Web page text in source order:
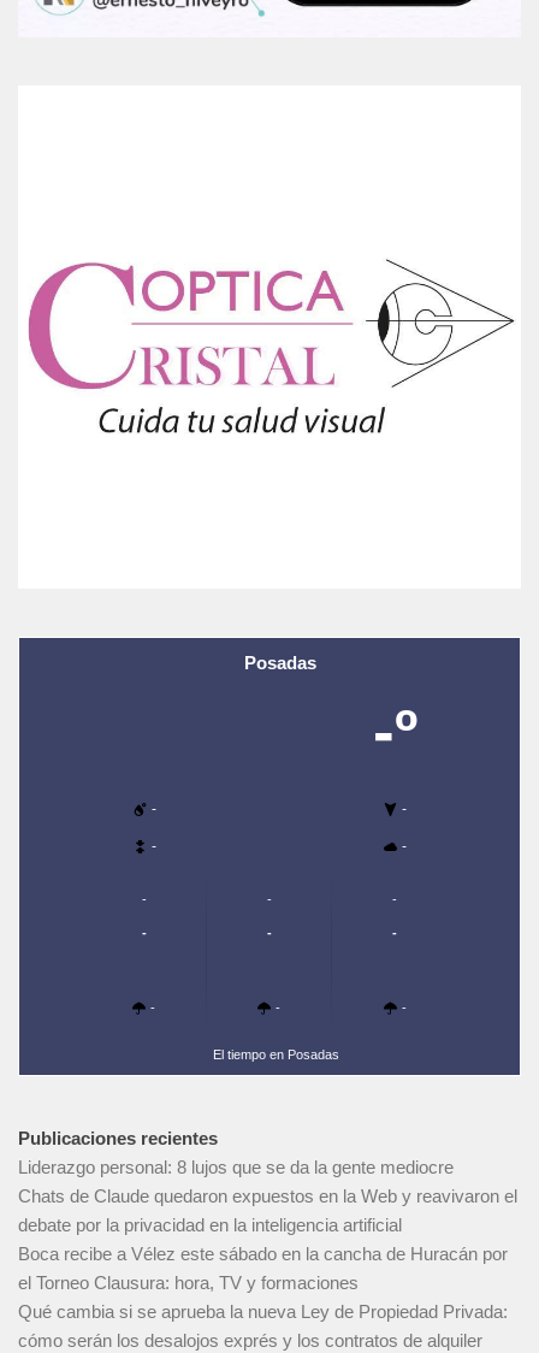
Posadas
-º
- -
- -
-
-
-
-
-
-
-
-
-
El tiempo en Posadas
Publicaciones recientes
Liderazgo personal: 8 lujos que se da la gente mediocre
Chats de Claude quedaron expuestos en la Web y reavivaron el
debate por la privacidad en la inteligencia artificial
Boca recibe a Vélez este sábado en la cancha de Huracán por
el Torneo Clausura: hora, TV y formaciones
Qué cambia si se aprueba la nueva Ley de Propiedad Privada:
cómo serán los desalojos exprés y los contratos de alquiler